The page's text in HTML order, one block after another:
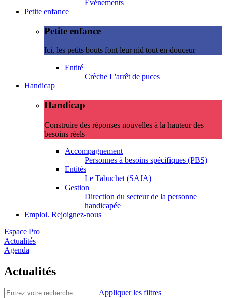
Evénements
Petite enfance
Petite enfance
Ici, les petits bouts font leur nid tout en douceur
Entité
Crèche L'arrêt de puces
Handicap
Handicap
Construire des réponses nouvelles à la hauteur des
besoins réels
Accompagnement
Personnes à besoins spécifiques (PBS)
Entités
Le Tabuchet (SAJA)
Gestion
Direction du secteur de la personne
handicapée
Emploi. Rejoignez-nous
Espace Pro
Actualités
Agenda
Actualités
Appliquer les filtres